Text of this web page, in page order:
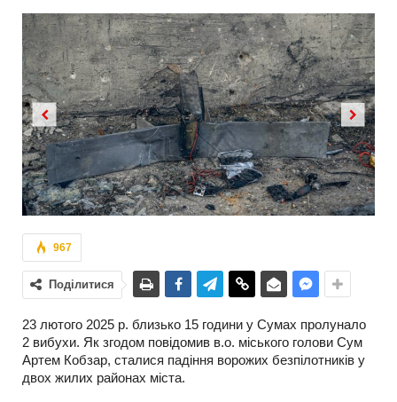
Previous Next
967
Поділитися
23 лютого 2025 р. близько 15 години у Сумах пролунало
2 вибухи. Як згодом повідомив в.о. міського голови Сум
Артем Кобзар, сталися падіння ворожих безпілотників у
двох жилих районах міста.